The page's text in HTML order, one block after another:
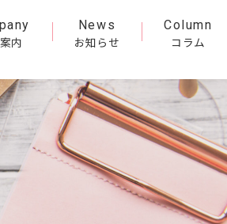
内
News
お知らせ
Column
コラム